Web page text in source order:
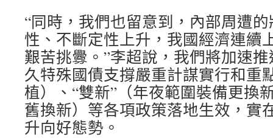
“同時，我們也留意到，內部周遭
性、不斷定性上升，我國經濟連續
艱苦挑釁。”李超說，我們將加速
久特殊國債支撐嚴重計謀實行和重
植）、“雙新”（年夜範圍裝備更換
舊換新）等各項政策落地生效，實
升向好態勢。